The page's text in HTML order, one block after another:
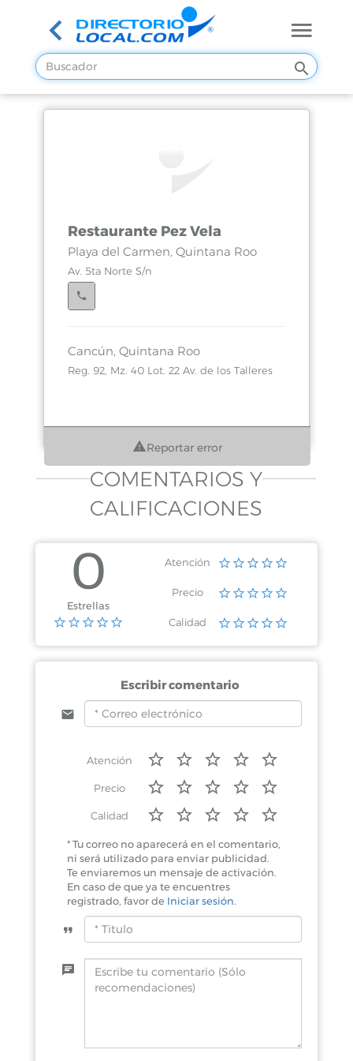
Restaurante Pez Vela
Playa del Carmen, Quintana Roo
Av. 5ta Norte S/n
Cancún, Quintana Roo
Reg. 92, Mz. 40 Lot. 22 Av. de los Talleres
Reportar error
COMENTARIOS Y
CALIFICACIONES
0
Estrellas
Atención
Precio
Calidad
Escribir comentario
Atención
Precio
Calidad
* Tu correo no aparecerá en el comentario,
ni será utilizado para enviar publicidad.
Te enviaremos un mensaje de activación.
En caso de que ya te encuentres
registrado, favor de Iniciar sesión.